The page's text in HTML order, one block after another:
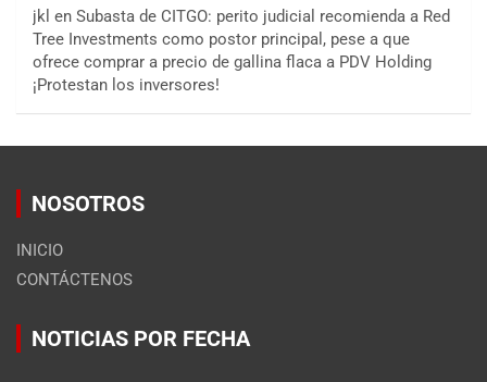
jkl en Subasta de CITGO: perito judicial recomienda a Red
Tree Investments como postor principal, pese a que
ofrece comprar a precio de gallina flaca a PDV Holding
¡Protestan los inversores!
NOSOTROS
INICIO
CONTÁCTENOS
NOTICIAS POR FECHA